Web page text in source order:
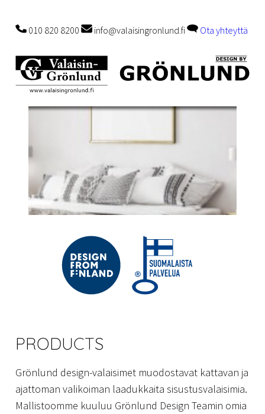
010 820 8200 info@valaisingronlund.fi Ota yhteyttä
PRODUCTS
Grönlund design-valaisimet muodostavat kattavan ja
ajattoman valikoiman laadukkaita sisustusvalaisimia.
Mallistoomme kuuluu Grönlund Design Teamin omia